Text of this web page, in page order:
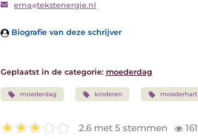
erna tekstenergie.nl
Biografie van deze schrijver
Geplaatst in de categorie: moederdag
moederdag kinderen moederhart
2.6 met 5 stemmen 161